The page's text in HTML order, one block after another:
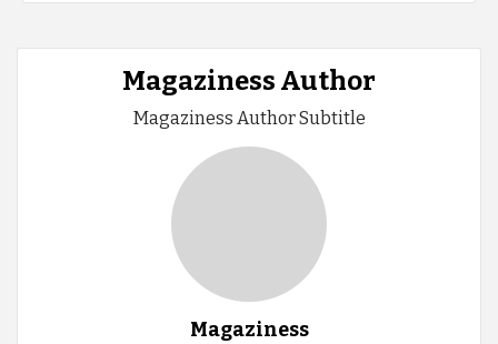
Magaziness Author
Magaziness Author Subtitle
Magaziness